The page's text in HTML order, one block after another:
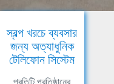
স্বল্প খরচে ব্যবসার
জন্য অত্যাধুনিক
টেলিফোন সিস্টেম